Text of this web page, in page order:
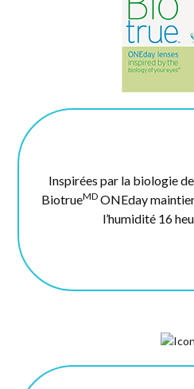
Inspirées par la biologie
BiotrueMDONEday
l’humidité 16